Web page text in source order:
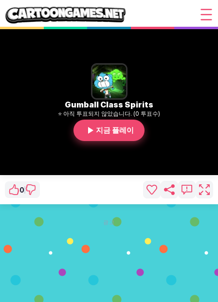
Gumball Class Spirits
⭐ 아직 투표되지 않았습니다. (0 투표수)
지금 플레이
0
광고